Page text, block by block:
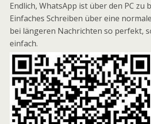
Endlich, WhatsApp ist über den PC zu
Einfaches Schreiben über eine
bei längeren Nachrichten so perfekt,
einfach.